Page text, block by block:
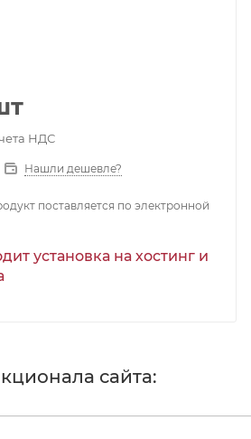
НДС
Нашли дешевле?
поставляется по электронной
установка на хостинг и
сайта: